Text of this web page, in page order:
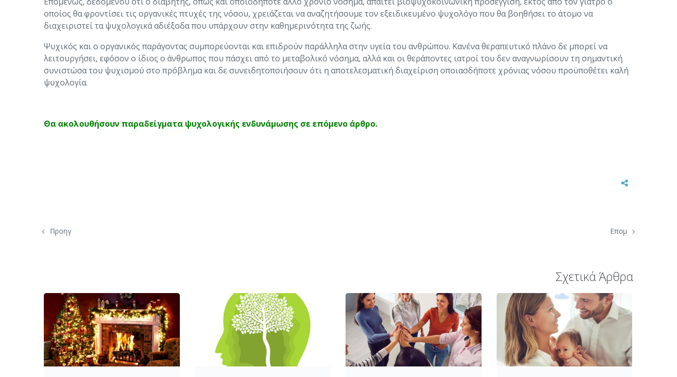
οποίος θα φροντίσει τις οργανικές πτυχές της νόσου, χρειάζεται να αναζητήσουμε τον εξειδικευμένο ψυχολόγο που θα βοηθήσει το άτομο να
διαχειριστεί τα ψυχολογικά αδιέξοδα που υπάρχουν στην καθημερινότητα της ζωής.
Ψυχικός και ο οργανικός παράγοντας συμπορεύονται και επιδρούν παράλληλα στην υγεία του ανθρώπου. Κανένα θεραπευτικό πλάνο δε μπορεί να
λειτουργήσει, εφόσον ο ίδιος ο άνθρωπος που πάσχει από το μεταβολικό νόσημα, αλλά και οι θεράποντες ιατροί του δεν αναγνωρίσουν τη σημαντική
συνιστώσα του ψυχισμού στο πρόβλημα και δε συνειδητοποιήσουν ότι η αποτελεσματική διαχείριση οποιασδήποτε χρόνιας νόσου προϋποθέτει καλή
ψυχολογία.
Θα ακολουθήσουν παραδείγματα ψυχολογικής ενδυνάμωσης σε επόμενο άρθρο.
Προηγ Επομ
Σχετικά Άρθρα